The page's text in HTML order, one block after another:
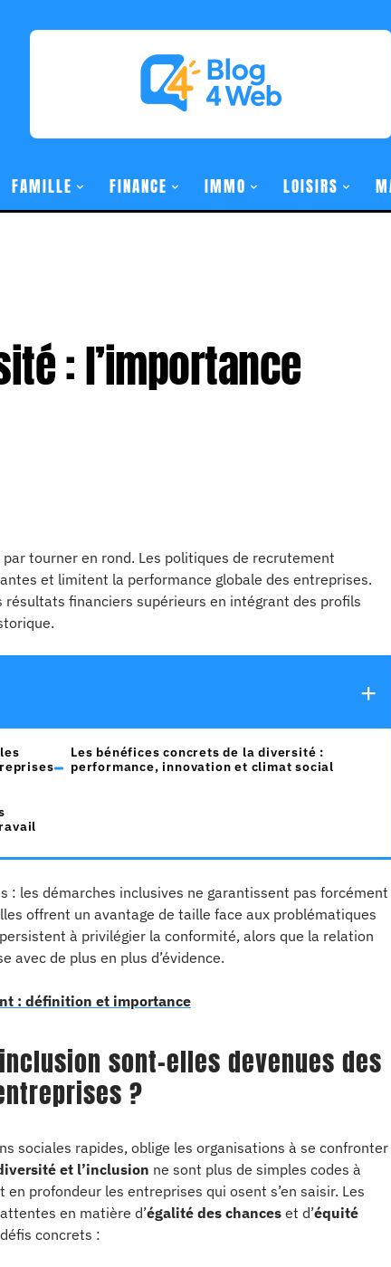
FAMILLE FINANCE IMMO LOISIRS
: l’importance
tourner en rond. Les politiques de recrutement
et limitent la performance globale des entreprises.
financiers supérieurs en intégrant des profils
Les bénéfices concrets de la diversité :
performance, innovation et climat social
: les démarches inclusives ne garantissent pas forcément
offrent un avantage de taille face aux problématiques
à privilégier la conformité, alors que la relation
avec de plus en plus d’évidence.
: définition et importance
sont-elles devenues des
?
sociales rapides, oblige les organisations à se confronter
et l’inclusion ne sont plus de simples codes à
profondeur les entreprises qui osent s’en saisir. Les
en matière d’égalité des chances et d’équité
concrets :